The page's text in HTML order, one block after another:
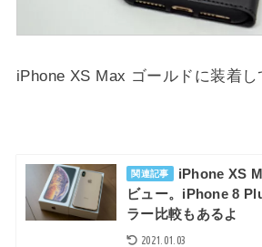
iPhone XS Max ゴールドに装着し
関連記事
iPhone XS
ビュー。iPhone 8
ラー比較もあるよ
2021.01.03